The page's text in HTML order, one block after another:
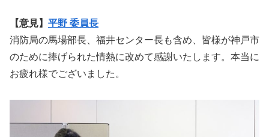
【意見】 平野 委員長
消防局の馬場部長、福井センター長も含め、皆様が神戸市
のために捧げられた情熱に改めて感謝いたします。本当に
お疲れ様でございました。